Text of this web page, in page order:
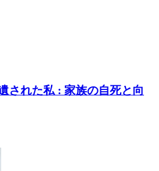
された私 : 家族の自死と向